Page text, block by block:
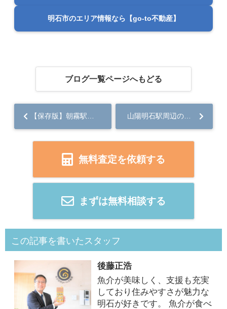
明石市のエリア情報なら【go-to不動産】
ブログ一覧ページへもどる
【保存版】朝霧駅周辺で不動産売却相場はどう推移する？売却時期を選ぶポイントも解説... 山陽明石駅周辺の不動産売却相場は今どうなっている？現状や価格動向を詳しく紹介...
無料査定を依頼する
まずは無料相談する
この記事を書いたスタッフ
後藤正浩
魚介が美味しく、支援も充実
しており住みやすさが魅力な
明石が好きです。 魚介が食べ